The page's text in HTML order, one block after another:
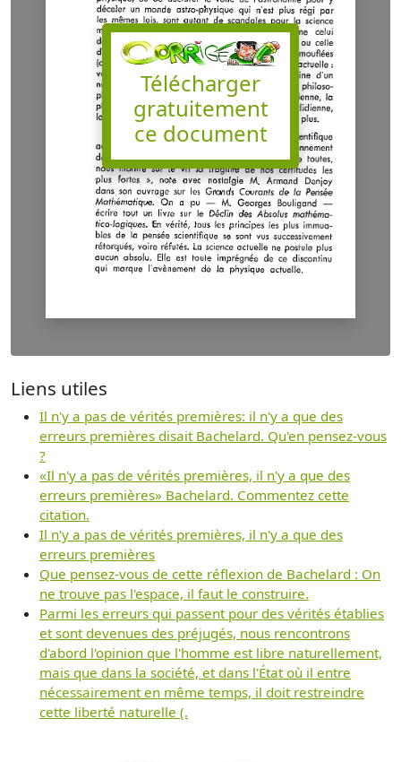
Télécharger
gratuitement
ce document
Liens utiles
Il n'y a pas de vérités premières: il n'y a que des
erreurs premières disait Bachelard. Qu'en pensez-vous
?
«Il n'y a pas de vérités premières, il n'y a que des
erreurs premières» Bachelard. Commentez cette
citation.
Il n'y a pas de vérités premières, il n'y a que des
erreurs premières
Que pensez-vous de cette réflexion de Bachelard : On
ne trouve pas l'espace, il faut le construire.
Parmi les erreurs qui passent pour des vérités établies
et sont devenues des préjugés, nous rencontrons
d'abord l'opinion que l'homme est libre naturellement,
mais que dans la société, et dans l'État où il entre
nécessairement en même temps, il doit restreindre
cette liberté naturelle (.